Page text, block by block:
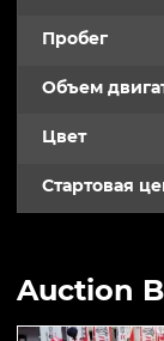
Пробег
Объем
Цвет
Стартовая
Auction